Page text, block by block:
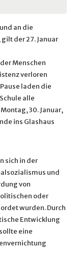
an die
der 27. Januar
Menschen
verloren
laden die
alle
30. Januar,
ins Glashaus
sich in der
und
von
oder
wurden. Durch
Entwicklung
eine